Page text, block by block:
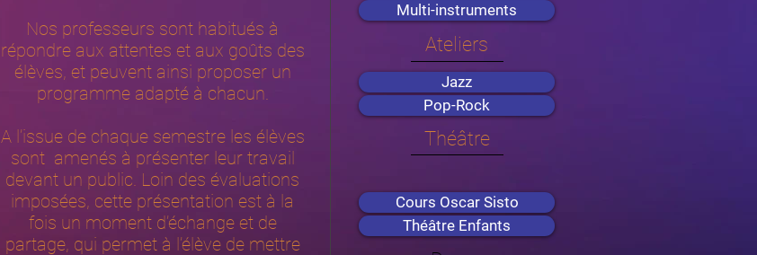
Nos professeurs sont habitués à
répondre aux attentes et aux goûts des
élèves, et peuvent ainsi proposer un
programme adapté à chacun.
A l’issue de chaque semestre les élèves
sont amenés à présenter leur travail
devant un public. Loin des évaluations
imposées, cette présentation est à la
fois un moment d’échange et de
partage, qui permet à l’élève de mettre
Multi-instruments
Ateliers
Jazz
Pop-Rock
Théâtre
Cours Oscar Sisto
Théâtre Enfants